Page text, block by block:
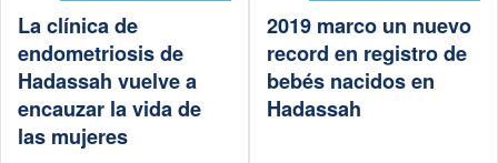
La clínica de
endometriosis de
Hadassah vuelve a
encauzar la vida de
las mujeres
2019 marco un nuevo
record en registro de
bebés nacidos en
Hadassah